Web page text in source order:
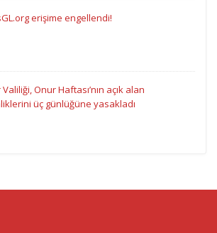
erişime engellendi!
Onur Haftası’nın açık alan
üç günlüğüne yasakladı